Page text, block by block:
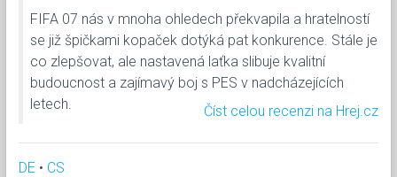
FIFA 07 nás v mnoha ohledech překvapila a hratelností
se již špičkami kopaček dotýká pat konkurence. Stále je
co zlepšovat, ale nastavená laťka slibuje kvalitní
budoucnost a zajímavý boj s PES v nadcházejících
letech.
Číst celou recenzi na Hrej.cz
DE • CS